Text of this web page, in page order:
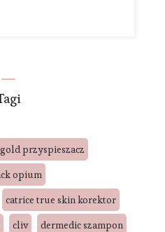
przyspieszacz
opium
catrice true skin korektor
cliv
dermedic szampon